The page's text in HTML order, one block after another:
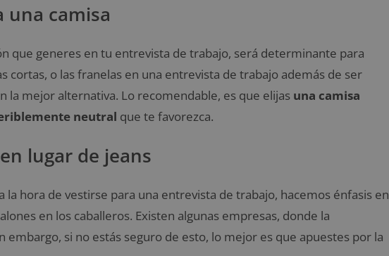
una camisa
que generes en tu entrevista de trabajo, será determinante para
cortas, o las franelas en una entrevista de trabajo además de ser
la mejor alternativa. Lo recomendable, es que elijas una camisa
neutral que te favorezca.
lugar de jeans
la hora de vestirse para una entrevista de trabajo, hacemos énfasis en
en los caballeros. Existen algunas empresas, donde la
si no estás seguro de esto, lo mejor es que apuestes por la